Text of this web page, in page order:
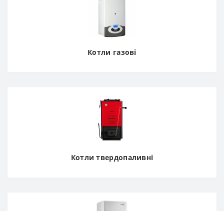
Котли газові
Котли твердопаливні